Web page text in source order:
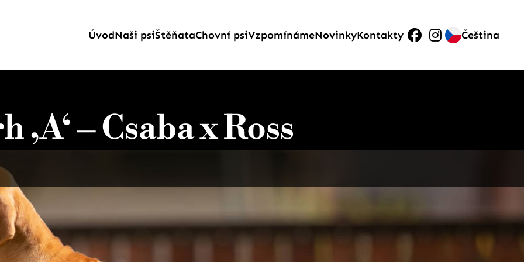
ÚvodNaši psiŠtěňataChovní psiVzpomínámeNovinkyKontakty Čeština
‚A‘ – Csaba x Ross
Krytí: 7.8.2013, 8.8.2013
Březost potvrzena